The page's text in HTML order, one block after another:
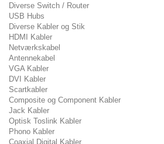
Diverse Switch / Router
USB Hubs
Diverse Kabler og Stik
HDMI Kabler
Netværkskabel
Antennekabel
VGA Kabler
DVI Kabler
Scartkabler
Composite og Component Kabler
Jack Kabler
Optisk Toslink Kabler
Phono Kabler
Coaxial Digital Kabler